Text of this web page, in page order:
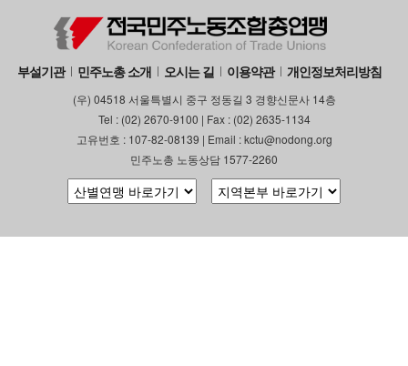
부설기관 민주노총 소개 오시는 길 이용약관 개인정보처리방침
(우) 04518 서울특별시 중구 정동길 3 경향신문사 14층
Tel : (02) 2670-9100 | Fax : (02) 2635-1134
고유번호 : 107-82-08139 | Email : kctu@nodong.org
민주노총 노동상담 1577-2260